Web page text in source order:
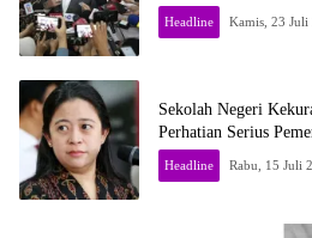
Headline Kamis, 23 Juli
Sekolah Negeri
Perhatian Serius
Headline Rabu, 15 Juli